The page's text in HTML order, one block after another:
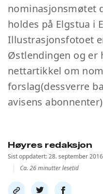
nominasjonsmøtet
holdes på Elgstua i
Illustrasjonsfotoet
Østlendingen og er
nettartikkel om
forslag(dessverre
avisens
Høyres redaksjon
Sist oppdatert: 28. september 2016
Ca. 26 minutter lesetid
Del
Del
Del